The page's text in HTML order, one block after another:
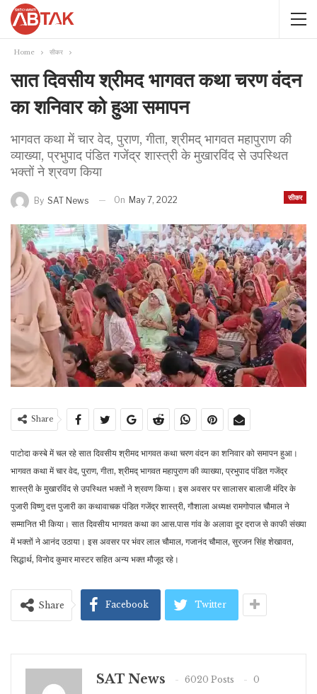
Home सीकर
सात दिवसीय श्रीमद भागवत कथा चरण वंदन
का शनिवार को हुआ समापन
भागवत कथा में चार वेद, पुराण, गीता, श्रीमद् भागवत महापुराण की
व्याख्या, प्रभुपाद पंडित गजेंद्र शास्त्री के मुखारविंद से उपस्थित
भक्तों ने श्रवण किया
सीकर
By SAT News On May 7, 2022
Share
पाटोदा कस्बे में चल रहे सात दिवसीय श्रीमद भागवत कथा चरण वंदन का शनिवार को समापन हुआ।
भागवत कथा में चार वेद, पुराण, गीता, श्रीमद् भागवत महापुराण की व्याख्या, प्रभुपाद पंडित गजेंद्र
शास्त्री के मुखारविंद से उपस्थित भक्तों ने श्रवण किया। इस अवसर पर सालासर बालाजी मंदिर के
पुजारी विष्णु दत्त पुजारी का कथावाचक पंडित गजेंद्र शास्त्री, गौशाला अध्यक्ष रामगोपाल चौमाल ने
सम्मानित भी किया। सात दिवसीय भागवत कथा का आस.पास गांव के अलावा दूर दराज से काफी संख्या
में भक्तों ने आनंद उठाया। इस अवसर पर भंवर लाल चौमाल, गजानंद चौमाल, सुरजन सिंह शेखावत,
सिद्धार्थ, विनोद कुमार मास्टर सहित अन्य भक्त मौजूद रहे।
Share Facebook Twitter
SAT News 6020 Posts
0